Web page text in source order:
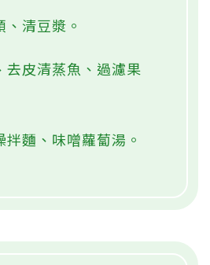
、清豆漿。
去皮清蒸魚、過濾果
拌麵、味噌蘿蔔湯。